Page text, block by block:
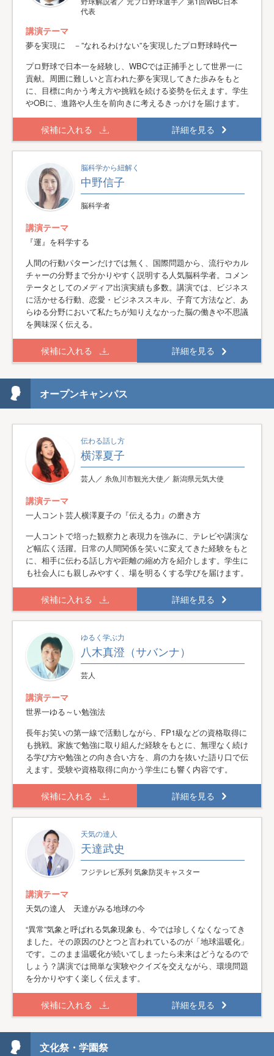
代表
講演テーマ
夢を実現に －”なれるわけない”を実現したプロ野球時代ー
プロ野球で日本一を経験し、WBCでは正捕手として世界一に
貢献。周囲に難しいと言われた夢を実現してきた歩みをもと
に、目標に向かう考え方や挑戦を続ける姿勢を伝えます。学生
やOBに、進路や人生を前向きに考えるきっかけを届けます。
候補に入れる 詳細を見る
脳科学から紐解く
中野信子
脳科学者
講演テーマ
『運』を科学する
人間の行動パターンだけでは無く、国際問題から、流行やカル
チャーの分野まで分かりやすく説明する人気脳科学者。コメン
テータとしてのメディア出演実績も多数。講演では、ビジネス
に活かせる行動、恋愛・ビジネススキル、子育て方法など、あ
らゆる分野において私たちが知りえなかった脳の働きや不思議
を興味深く伝える。
候補に入れる 詳細を見る
オープンキャンパス
伝わる話し方
横澤夏子
芸人／ 糸魚川市観光大使／ 新潟県元気大使
講演テーマ
一人コント芸人横澤夏子の『伝える力』の磨き方
一人コントで培った観察力と表現力を強みに、テレビや講演な
ど幅広く活躍。日常の人間関係を笑いに変えてきた経験をもと
に、相手に伝わる話し方や距離の縮め方を紹介します。学生に
も社会人にも親しみやすく、場を明るくする学びを届けます。
候補に入れる 詳細を見る
ゆるく学ぶ力
八木真澄（サバンナ）
芸人
講演テーマ
世界一ゆる～い勉強法
長年お笑いの第一線で活動しながら、FP1級などの資格取得に
も挑戦。家族で勉強に取り組んだ経験をもとに、無理なく続け
る学び方や勉強との向き合い方を、肩の力を抜いた語り口で伝
えます。受験や資格取得に向かう学生にも響く内容です。
候補に入れる 詳細を見る
天気の達人
天達武史
フジテレビ系列 気象防災キャスター
講演テーマ
天気の達人 天達がみる地球の今
“異常”気象と呼ばれる気象現象も、今では珍しくなくなってき
ました。その原因のひとつと言われているのが「地球温暖化」
です。このまま温暖化が続いてしまったら未来はどうなるので
しょう？講演では簡単な実験やクイズを交えながら、環境問題
を分かりやすく楽しく伝えます。
候補に入れる 詳細を見る
文化祭・学園祭